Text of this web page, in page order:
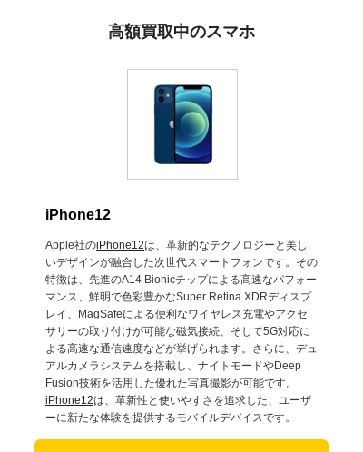
高額買取中のスマホ
iPhone12
Apple社のiPhone12は、革新的なテクノロジーと美し
いデザインが融合した次世代スマートフォンです。その
特徴は、先進のA14 Bionicチップによる高速なパフォー
マンス、鮮明で色彩豊かなSuper Retina XDRディスプ
レイ、MagSafeによる便利なワイヤレス充電やアクセ
サリーの取り付けが可能な磁気接続、そして5G対応に
よる高速な通信速度などが挙げられます。さらに、デュ
アルカメラシステムを搭載し、ナイトモードやDeep
Fusion技術を活用した優れた写真撮影が可能です。
iPhone12は、革新性と使いやすさを追求した、ユーザ
ーに新たな体験を提供するモバイルデバイスです。